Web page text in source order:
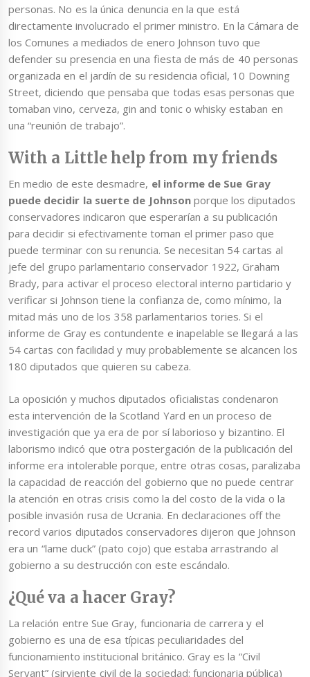
personas. No es la única denuncia en la que está
directamente involucrado el primer ministro. En la Cámara de
los Comunes a mediados de enero Johnson tuvo que
defender su presencia en una fiesta de más de 40 personas
organizada en el jardín de su residencia oficial, 10 Downing
Street, diciendo que pensaba que todas esas personas que
tomaban vino, cerveza, gin and tonic o whisky estaban en
una “reunión de trabajo”.
With a Little help from my friends
En medio de este desmadre, el informe de Sue Gray
puede decidir la suerte de Johnsonporque los diputados
conservadores indicaron que esperarían a su publicación
para decidir si efectivamente toman el primer paso que
puede terminar con su renuncia. Se necesitan 54 cartas al
jefe del grupo parlamentario conservador 1922, Graham
Brady, para activar el proceso electoral interno partidario y
verificar si Johnson tiene la confianza de, como mínimo, la
mitad más uno de los 358 parlamentarios tories. Si el
informe de Gray es contundente e inapelable se llegará a las
54 cartas con facilidad y muy probablemente se alcancen los
180 diputados que quieren su cabeza.
La oposición y muchos diputados oficialistas condenaron
esta intervención de la Scotland Yard en un proceso de
investigación que ya era de por sí laborioso y bizantino. El
laborismo indicó que otra postergación de la publicación del
informe era intolerable porque, entre otras cosas, paralizaba
la capacidad de reacción del gobierno que no puede centrar
la atención en otras crisis como la del costo de la vida o la
posible invasión rusa de Ucrania. En declaraciones off the
record varios diputados conservadores dijeron que Johnson
era un “lame duck” (pato cojo) que estaba arrastrando al
gobierno a su destrucción con este escándalo.
¿Qué va a hacer Gray?
La relación entre Sue Gray, funcionaria de carrera y el
gobierno es una de esa típicas peculiaridades del
funcionamiento institucional británico. Gray es la “Civil
Servant” (sirviente civil de la sociedad: funcionaria pública)